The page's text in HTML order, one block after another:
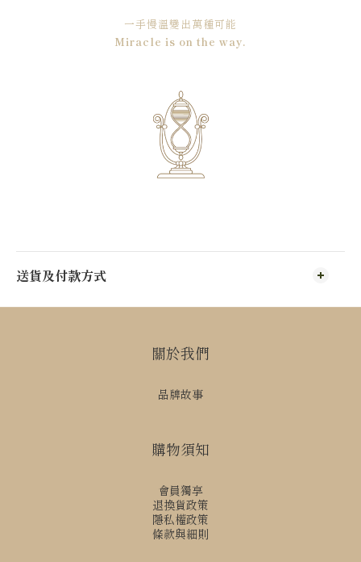
一手慢溫變出萬種可能
Miracle is on the way.
送貨及付款方式
關於我們
品牌故事
購物須知
會員獨享
退換貨政策
隱私權政策
條款與細則